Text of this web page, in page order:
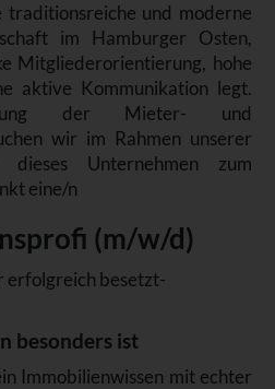
und moderne
im Hamburger Osten,
Mitgliederorientierung, hohe
aktive Kommunikation legt.
der Mieter- und
wir im Rahmen unserer
dieses Unternehmen zum
eine/n
(m/w/d)
erfolgreich besetzt-
besonders ist
Immobilienwissen mit echter